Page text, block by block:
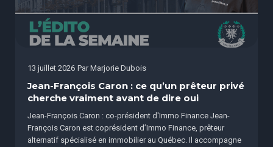
13 juillet 2026 Par Marjorie Dubois
Jean-François Caron : ce qu’un prêteur privé
cherche vraiment avant de dire oui
Jean-François Caron : co-président d'Immo Finance Jean-
François Caron est coprésident d’Immo Finance, prêteur
alternatif spécialisé en immobilier au Québec. Il accompagne